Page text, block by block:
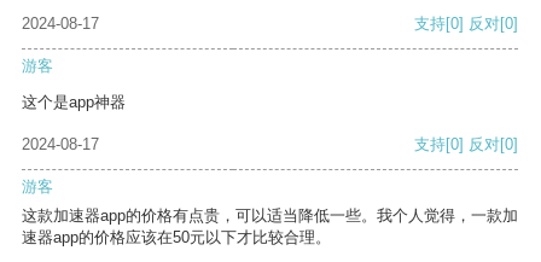
2024-08-17
支持[0] 反对[0]
游客
这个是app神器
2024-08-17 支持[0] 反对[0]
游客
这款加速器app的价格有点贵，可以适当降低一些。我个人觉得，一款加
速器app的价格应该在50元以下才比较合理。